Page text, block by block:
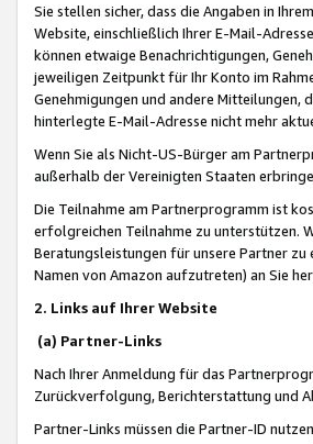
Sie stellen sicher, dass die Angaben in
Website, einschließlich Ihrer E-Mail-
können etwaige Benachrichtigungen,
jeweiligen Zeitpunkt für Ihr Konto im
Genehmigungen und andere Mitteilungen,
hinterlegte E-Mail-Adresse nicht mehr
Wenn Sie als Nicht-US-Bürger am
außerhalb der Vereinigten Staaten
Die Teilnahme am Partnerprogramm ist
erfolgreichen Teilnahme zu unterstützen.
Beratungsleistungen für unsere Partner zu
Namen von Amazon aufzutreten) an Sie
2. Links auf Ihrer Website
(a) Partner-Links
Nach Ihrer Anmeldung für das
Zurückverfolgung, Berichterstattung und
Partner-Links müssen die Partner-ID